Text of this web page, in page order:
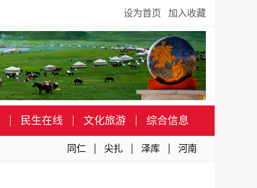
设为首页 加入收藏
民生在线 文化旅游 综合信息
同仁 尖扎 泽库 河南